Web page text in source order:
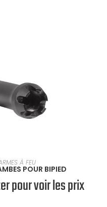
PLUSÀ FEU
POUR BIPIED
pour voir les prix